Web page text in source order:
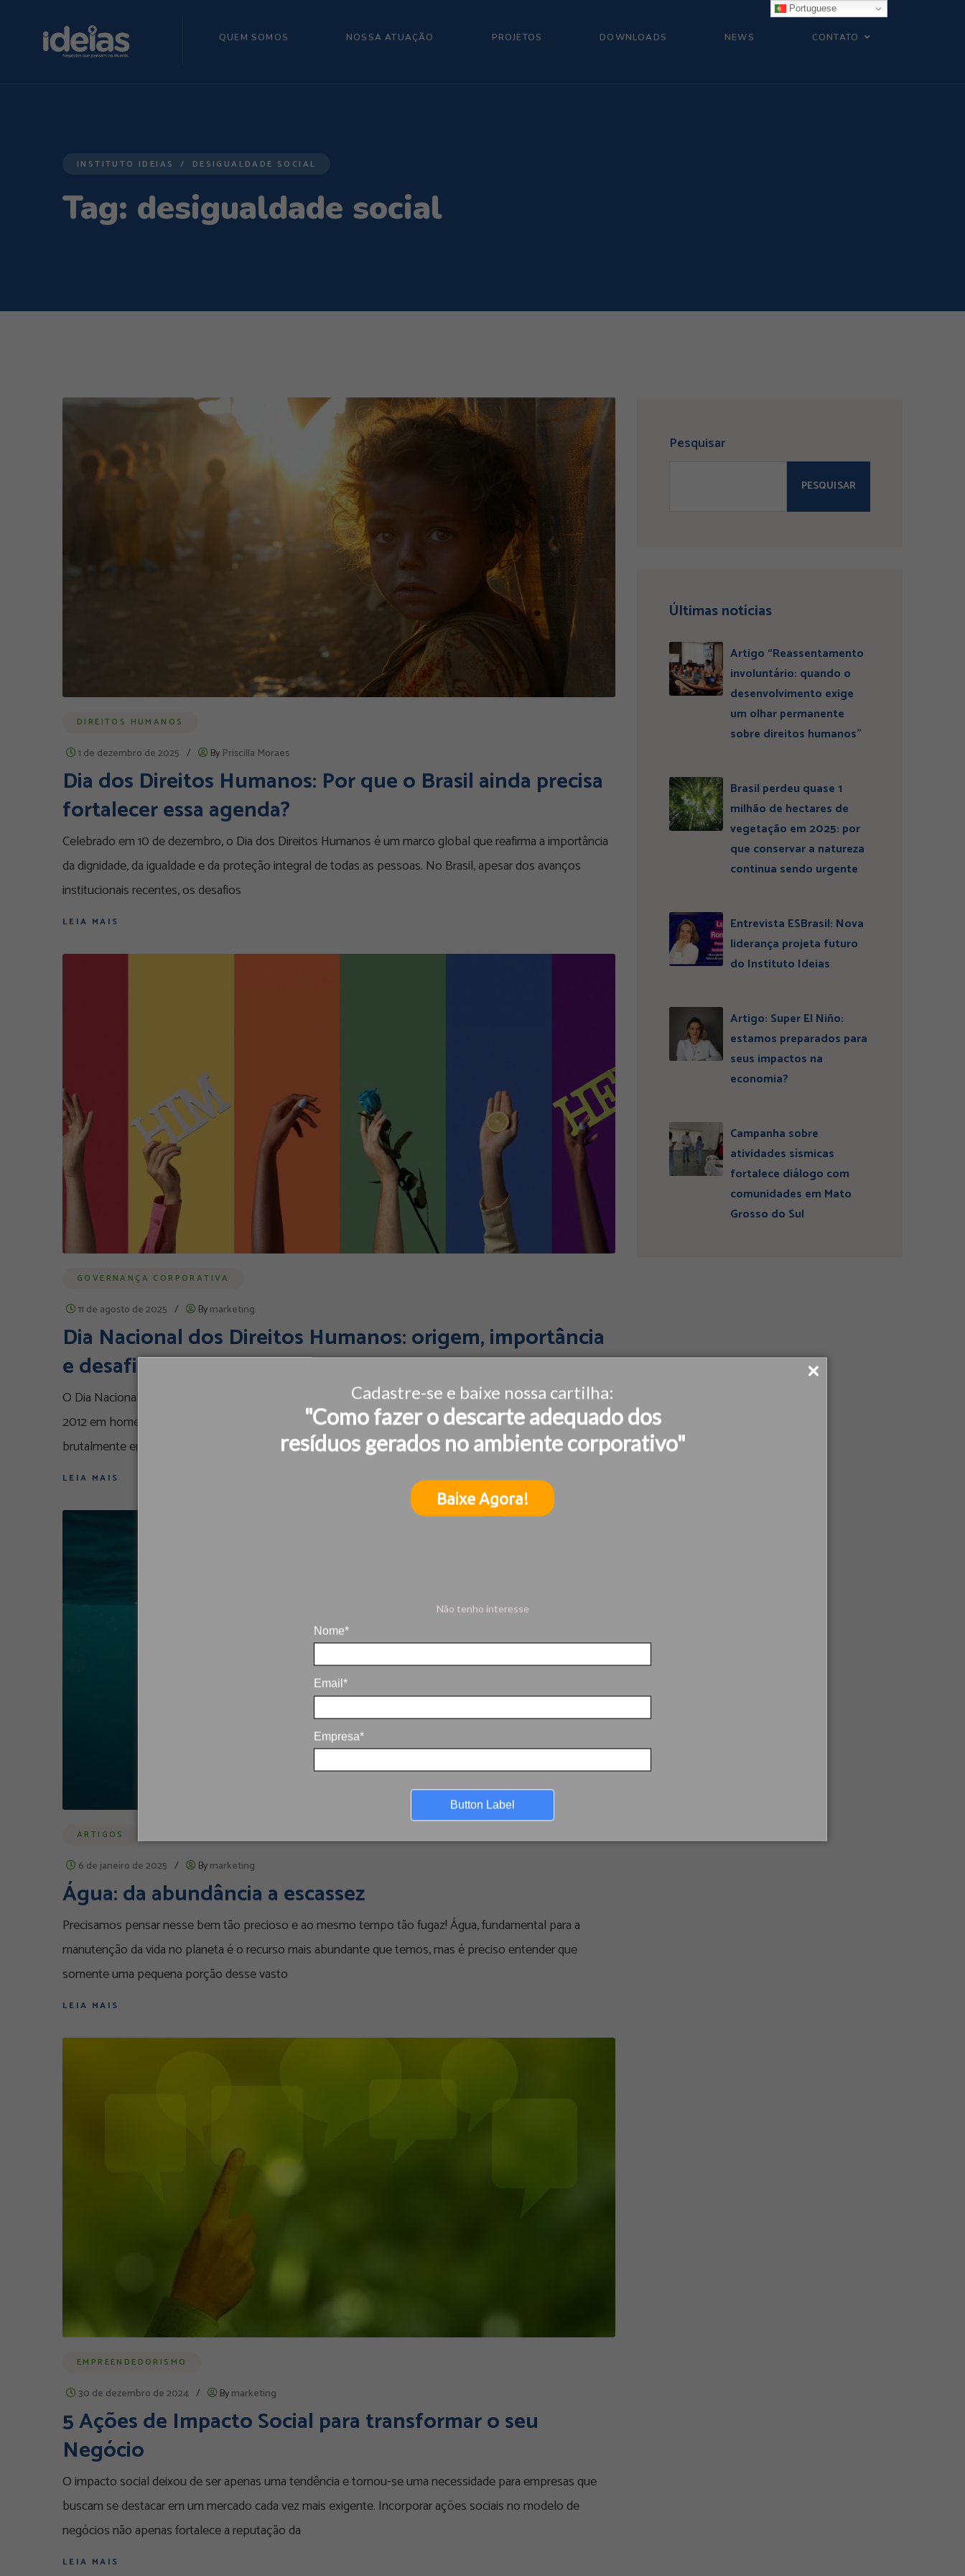
Cadastre-se e baixe nossa cartilha:
"Como fazer o descarte adequado dos
resíduos gerados no ambiente corporativo"
Baixe Agora!
Não tenho interesse
Nome*
Email*
Empresa*
Button Label
QUEM SOMOS NOSSA ATUAÇÃO PROJETOS DOWNLOADS NEWS CONTATO
INSTITUTO IDEIAS DESIGUALDADE SOCIAL
Tag: desigualdade social
DIREITOS HUMANOS
1 de dezembro de 2025 / By Priscilla Moraes
Dia dos Direitos Humanos: Por que o Brasil ainda precisa
fortalecer essa agenda?
Celebrado em 10 de dezembro, o Dia dos Direitos Humanos é um marco global que reafirma a importância
da dignidade, da igualdade e da proteção integral de todas as pessoas. No Brasil, apesar dos avanços
institucionais recentes, os desafios
LEIA MAIS
GOVERNANÇA CORPORATIVA
11 de agosto de 2025 / Bymarketing
Dia Nacional dos Direitos Humanos: origem, importância
e desafios atuais
O Dia Nacional dos Direitos Humanos é celebrado no Brasil em 12 de agosto. Essa data foi instituída em
2012 em homenagem a Margarida Maria Alves, militante dos direitos dos trabalhadores rurais, assassinada
brutalmente em 12 de agosto de
LEIA MAIS
ARTIGOS
6 de janeiro de 2025 / Bymarketing
Água: da abundância a escassez
Precisamos pensar nesse bem tão precioso e ao mesmo tempo tão fugaz! Água, fundamental para a
manutenção da vida no planeta é o recurso mais abundante que temos, mas é preciso entender que
somente uma pequena porção desse vasto
LEIA MAIS
EMPREENDEDORISMO
30 de dezembro de 2024 / Bymarketing
5 Ações de Impacto Social para transformar o seu
Negócio
O impacto social deixou de ser apenas uma tendência e tornou-se uma necessidade para empresas que
buscam se destacar em um mercado cada vez mais exigente. Incorporar ações sociais no modelo de
negócios não apenas fortalece a reputação da
LEIA MAIS
Pesquisar
PESQUISAR
Últimas notícias
Artigo “Reassentamento
involuntário: quando o
desenvolvimento exige
um olhar permanente
sobre direitos humanos”
Brasil perdeu quase 1
milhão de hectares de
vegetação em 2025: por
que conservar a natureza
continua sendo urgente
Entrevista ESBrasil: Nova
liderança projeta futuro
do Instituto Ideias
Artigo: Super El Niño:
estamos preparados para
seus impactos na
economia?
Campanha sobre
atividades sísmicas
fortalece diálogo com
comunidades em Mato
Grosso do Sul
Portuguese